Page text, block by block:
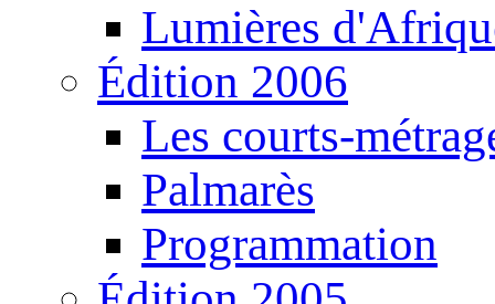
Lumières
Édition 2006
Les courts-
Palmarès
Programmation